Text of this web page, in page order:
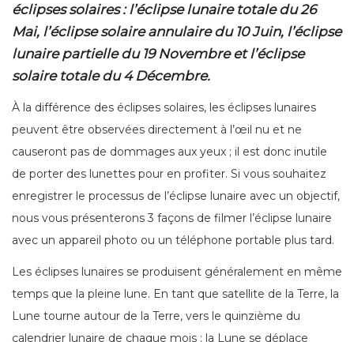
éclipses solaires : l’éclipse lunaire totale du 26
Mai, l’éclipse solaire annulaire du 10 Juin, l’éclipse
lunaire partielle du 19 Novembre et l’éclipse
solaire totale du 4 Décembre.
À la différence des éclipses solaires, les éclipses lunaires
peuvent être observées directement à l’œil nu et ne
causeront pas de dommages aux yeux ; il est donc inutile
de porter des lunettes pour en profiter. Si vous souhaitez
enregistrer le processus de l’éclipse lunaire avec un objectif,
nous vous présenterons 3 façons de filmer l’éclipse lunaire
avec un appareil photo ou un téléphone portable plus tard.
Les éclipses lunaires se produisent généralement en même
temps que la pleine lune. En tant que satellite de la Terre, la
Lune tourne autour de la Terre, vers le quinzième du
calendrier lunaire de chaque mois ; la Lune se déplace